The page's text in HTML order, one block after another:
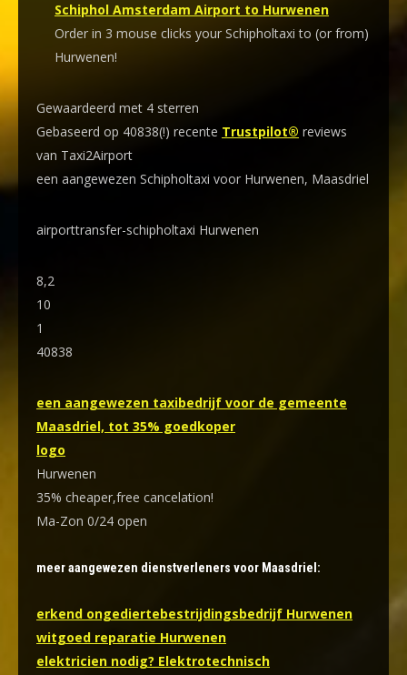
Schiphol Amsterdam Airport to Hurwenen
Order in 3 mouse clicks your Schipholtaxi to (or from)
Hurwenen!
Gewaardeerd met 4 sterren
Gebaseerd op 40838(!) recente Trustpilot® reviews
van Taxi2Airport
een aangewezen Schipholtaxi voor Hurwenen, Maasdriel
airporttransfer-schipholtaxi Hurwenen
8,2
10
1
40838
een aangewezen taxibedrijf voor de gemeente
Maasdriel, tot 35% goedkoper
logo
Hurwenen
35% cheaper,free cancelation!
Ma-Zon 0/24 open
meer aangewezen dienstverleners voor Maasdriel:
erkend ongediertebestrijdingsbedrijf Hurwenen
witgoed reparatie Hurwenen
elektricien nodig? Elektrotechnisch